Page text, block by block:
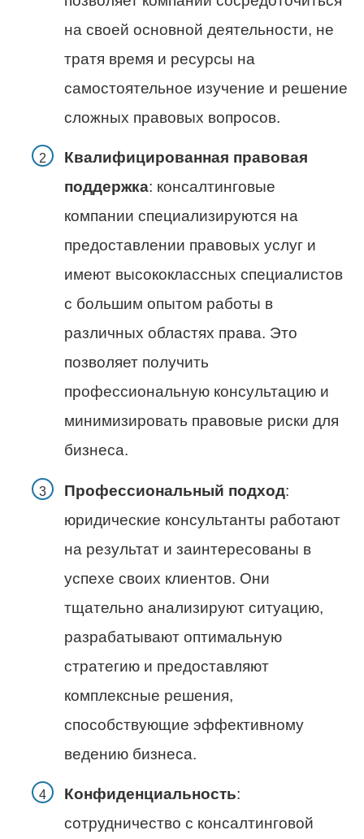
на своей основной деятельности, не
тратя время и ресурсы на
самостоятельное изучение и решение
сложных правовых вопросов.
Квалифицированная правовая
поддержка: консалтинговые
компании специализируются на
предоставлении правовых услуг и
имеют высококлассных специалистов
с большим опытом работы в
различных областях права. Это
позволяет получить
профессиональную консультацию и
минимизировать правовые риски для
бизнеса.
Профессиональный подход:
юридические консультанты работают
на результат и заинтересованы в
успехе своих клиентов. Они
тщательно анализируют ситуацию,
разрабатывают оптимальную
стратегию и предоставляют
комплексные решения,
способствующие эффективному
ведению бизнеса.
Конфиденциальность:
сотрудничество с консалтинговой